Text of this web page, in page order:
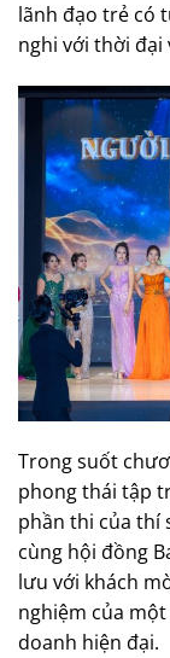
lãnh đạo trẻ có
nghi với thời đại
Trong suốt
phong thái tập
phần thi của thí
cùng hội đồng
lưu với khách
nghiệm của
doanh hiện đại.